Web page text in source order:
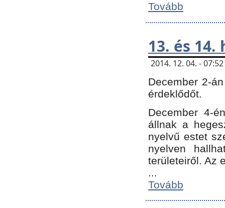
Tovább
13. és
2014. 12. 04. -
December 2-
érdeklődőt.
December 4-
állnak a
nyelvű estet
nyelven
területeiről. Az
...
Tovább